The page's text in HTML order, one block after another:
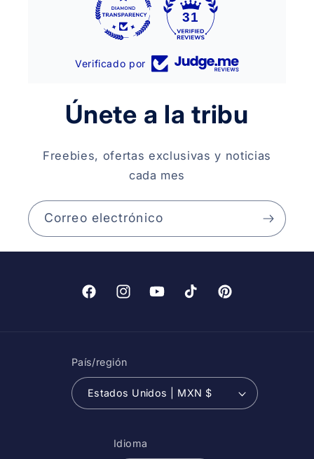
31
Verificado por
Únete a la tribu
Freebies, ofertas exclusivas y noticias
cada mes
Correo electrónico
FacebookInstagramYouTubeTikTok Pinterest
País/región
Estados Unidos | MXN $
Idioma